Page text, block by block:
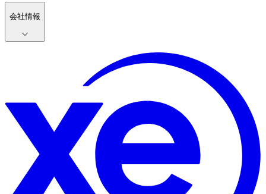
会社情報